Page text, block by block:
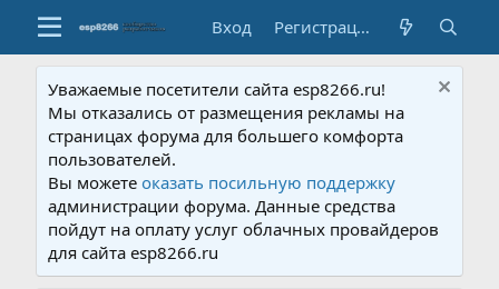
Вход Регистрация
Уважаемые посетители сайта esp8266.ru!
Мы отказались от размещения рекламы на
страницах форума для большего комфорта
пользователей.
Вы можетеоказать посильную поддержку
администрации форума. Данные средства
пойдут на оплату услуг облачных провайдеров
для сайта esp8266.ru